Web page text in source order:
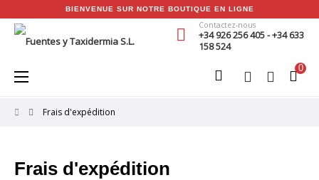
BIENVENUE SUR NOTRE BOUTIQUE EN LIGNE
Contactez-nous
+34 926 256 405 - +34 633
158 524
0
Basculer
navigation
☰
Frais d'expédition
Frais d'expédition